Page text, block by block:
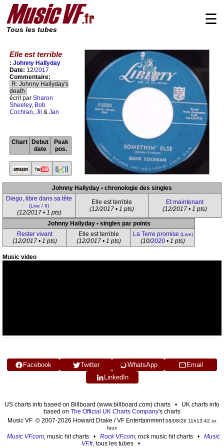
Tous les tubes
☰
Elle est terrible
: Johnny Hallyday
Date: 12/2017
Commentaire:
R: Johnny Hallyday's
death
écrit par Sharon
Sheeley, Bob
Cochran, Jil & Jan
Chart
Debut
date
Peak
pos.
Johnny Hallyday • chronologie des singles
Diego, libre dans sa tête
(Live / II)
(12/2017 • 1 pts)
Elle est terrible
(12/2017 • 1 pts)
Et maintenant
(12/2017 • 1 pts)
Johnny Hallyday • singles par points
Rester vivant
(12/2017 • 1 pts)
Elle est terrible
(12/2017 • 1 pts)
La Terre promise (Live)
(10/2020 • 1 pts)
Music video
Facebook Twitter WhatsApp
Email
LinkedIn
US charts info based on Billboard (www.billboard.com) charts • UK charts info
based on The Official UK Charts Company's charts
Music VF © 2007-2026 Howard Drake / VF Entertainment08/08/26 11h13:42 xx
faux
Music VF.com, music hit charts • Rock VF.com, rock music hit charts • Music
VF.fr, tous les tubes •